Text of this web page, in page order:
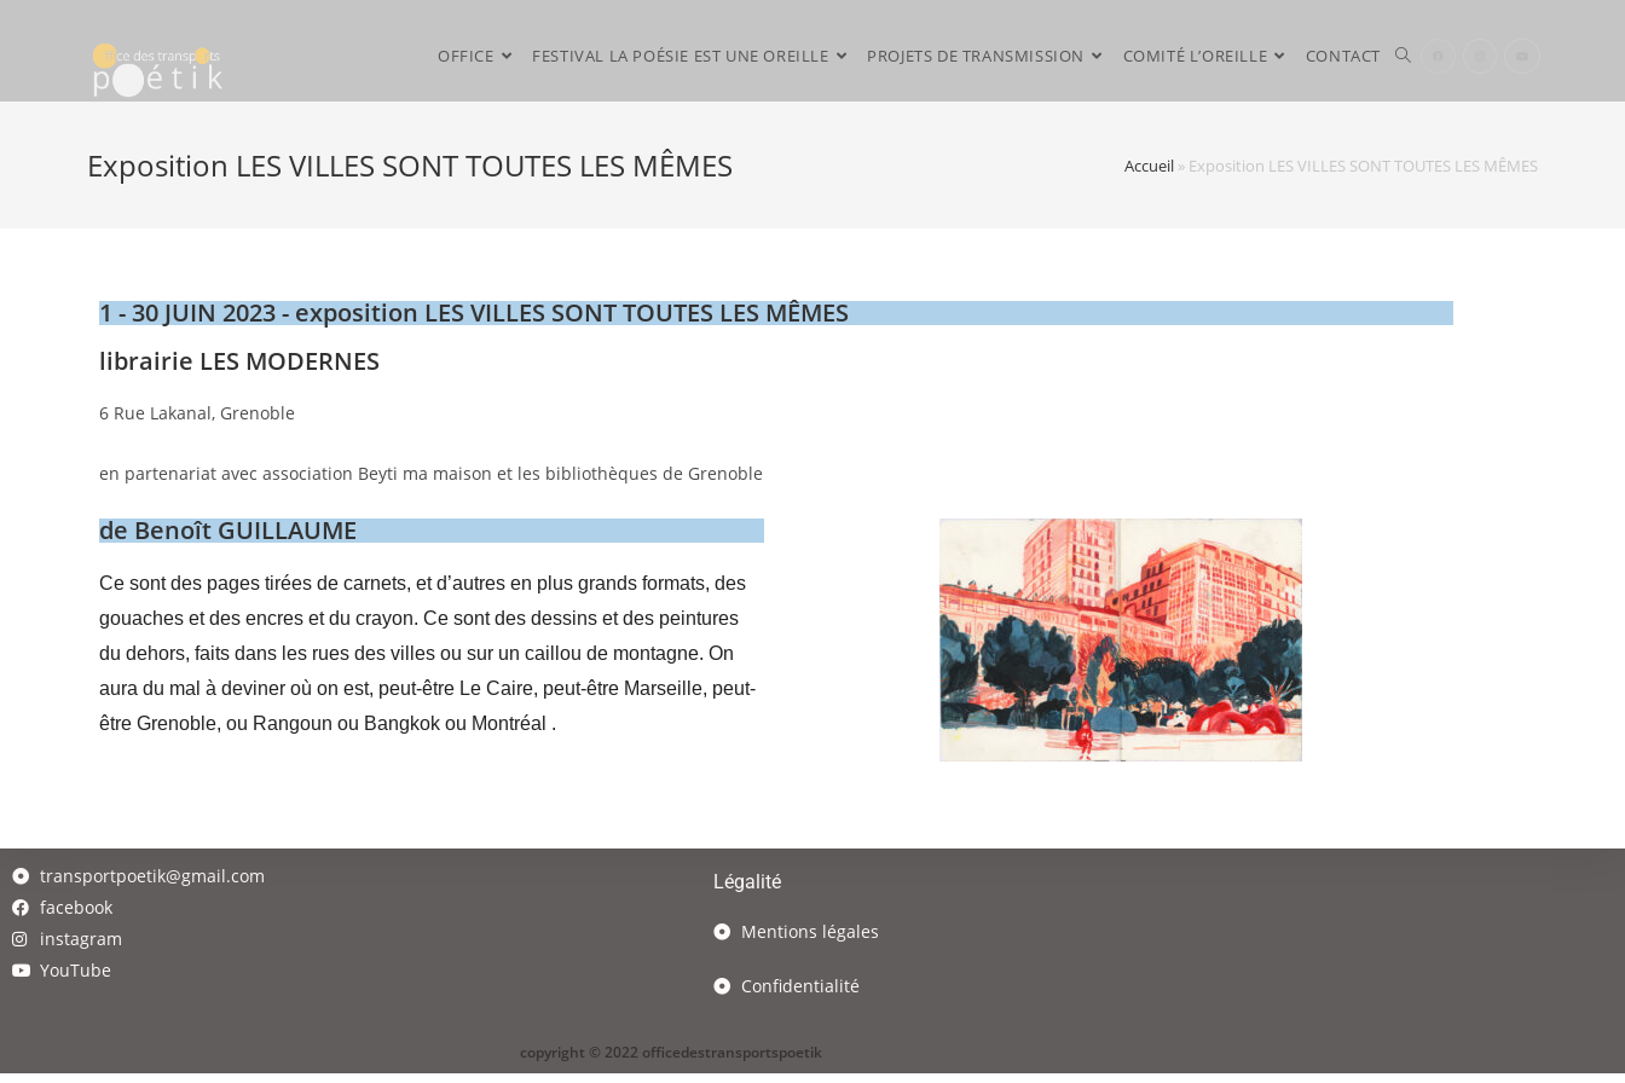
OFFICE FESTIVAL LA POÉSIE EST UNE OREILLE PROJETS DE TRANSMISSION COMITÉ L’OREILLE CONTACT
Exposition LES VILLES SONT TOUTES LES MÊMES Accueil » Exposition LES VILLES SONT TOUTES LES MÊMES
1 - 30 JUIN 2023 - exposition LES VILLES SONT TOUTES LES MÊMES
librairie LES MODERNES
6 Rue Lakanal, Grenoble
en partenariat avec association Beyti ma maison et les bibliothèques de Grenoble
de Benoît GUILLAUME
Ce sont des pages tirées de carnets, et d’autres en plus grands formats, des
gouaches et des encres et du crayon. Ce sont des dessins et des peintures
du dehors, faits dans les rues des villes ou sur un caillou de montagne. On
aura du mal à deviner où on est, peut-être Le Caire, peut-être Marseille, peut-
être Grenoble, ou Rangoun ou Bangkok ou Montréal .
transportpoetik@gmail.com
facebook
instagram
YouTube
Légalité
Mentions légales
Confidentialité
copyright © 2022 officedestransportspoetik